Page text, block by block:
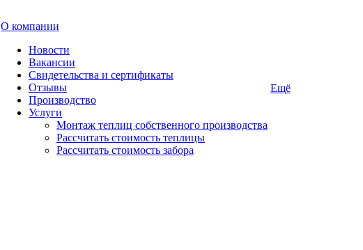
О компании
Новости
Вакансии
Свидетельства и сертификаты
Отзывы
Производство
Услуги
Монтаж теплиц собственного производства
Рассчитать стоимость теплицы
Рассчитать стоимость забора
Ещё